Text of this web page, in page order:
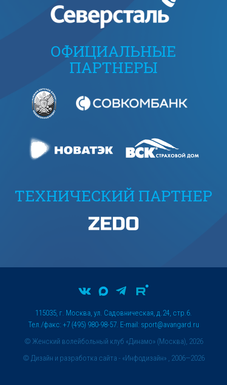
ОФИЦИАЛЬНЫЕ
ПАРТНЕРЫ
ТЕХНИЧЕСКИЙ ПАРТНЕР
© Женский волейбольный клуб «Динамо» (Москва), 2026
115035, г. Москва, ул. Садовническая, д.24, стр.6.
Тел./факс: +7 (495) 980-98-57. E-mail: sport@avangard.ru
© Дизайн и разработка сайта - «Инфодизайн» , 2006—2026